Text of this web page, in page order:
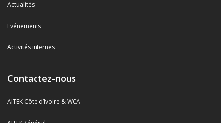
Actualités
Evénements
Activités internes
Contactez-nous
AITEK Côte d’Ivoire & WCA